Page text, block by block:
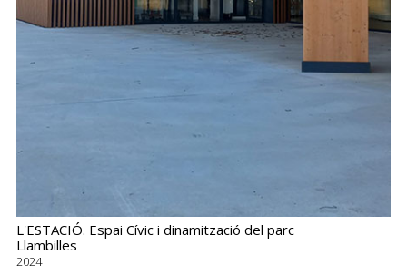
L'ESTACIÓ. Espai Cívic i dinamització del parc
Llambilles
2024